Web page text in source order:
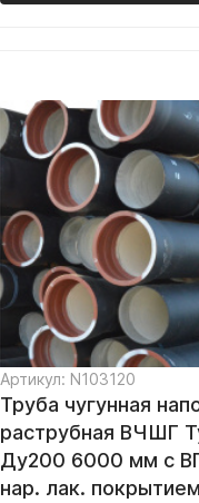
Артикул: N103120
Труба чугунная
раструбная ВЧШГ
Ду200 6000 мм с
нар. лак. покрытием